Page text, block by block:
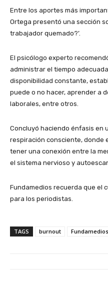
Entre los aportes más
Ortega presentó una sección
trabajador quemado?’.
El psicólogo experto
administrar el tiempo
disponibilidad constante,
puede o no hacer, aprender a
laborales, entre otros.
Concluyó haciendo énfasis en
respiración consciente, donde
tener una conexión entre la
el sistema nervioso y
Fundamedios recuerda que el
para los periodistas.
TAGS burnout Fundamedios